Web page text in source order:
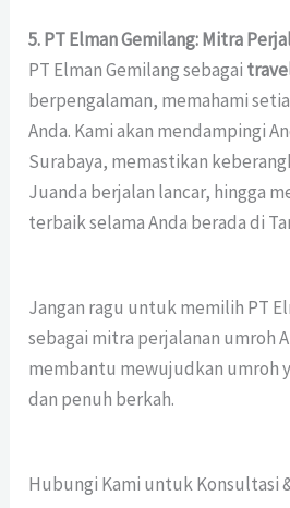
5. PT Elman Gemilang: Mitra
PT Elman Gemilang sebagai
berpengalaman, memahami
Anda. Kami akan mendampingi
Surabaya, memastikan
Juanda berjalan lancar, hingga
terbaik selama Anda berada di
Jangan ragu untuk memilih PT
sebagai mitra perjalanan umroh
membantu mewujudkan umroh
dan penuh berkah.
Hubungi Kami untuk Konsultasi